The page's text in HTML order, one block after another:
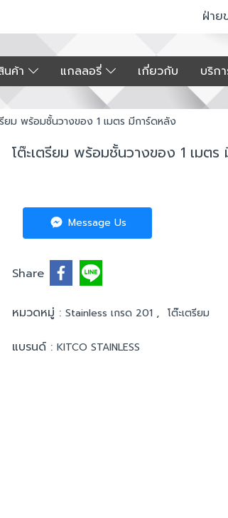
ฝ่าย
นค้า แกลลอรี่ เกี่ยวกับ บริก
รียม พร้อมชั้นวางของ 1 เมตร มีการ์ดหลัง
โต๊ะเตรียม พร้อมชั้นวางของ 1 เมต
Message Us
Share
หมวดหมู่ : Stainless เกรด 201 , โต๊ะเตรียม
แบรนด์ : KITCO STAINLESS